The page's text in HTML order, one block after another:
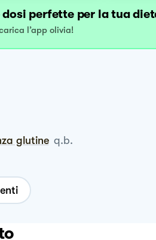
perfette per la tua
l’app olivia!
glutine q.b.